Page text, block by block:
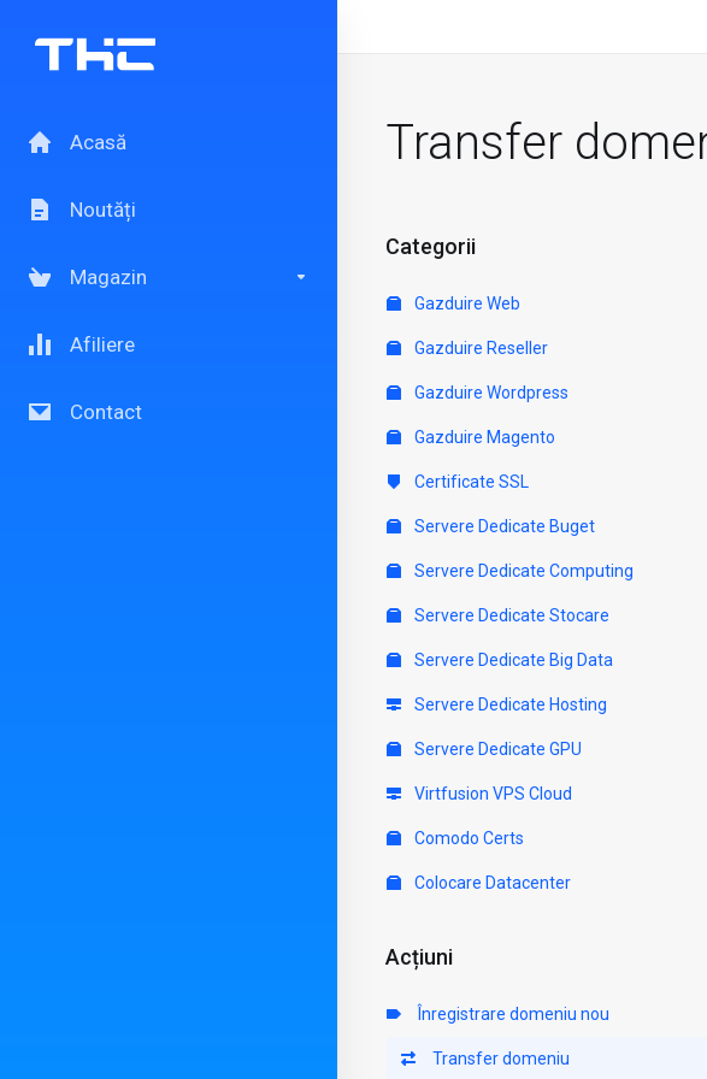
Acasă
Noutăți
Magazin
Afiliere
Contact
Transfer
Categorii
Gazduire Web
Gazduire Reseller
Gazduire Wordpress
Gazduire Magento
Certificate SSL
Servere Dedicate Buget
Servere Dedicate Computing
Servere Dedicate Stocare
Servere Dedicate Big Data
Servere Dedicate Hosting
Servere Dedicate GPU
Virtfusion VPS Cloud
Comodo Certs
Colocare Datacenter
Acțiuni
Înregistrare domeniu nou
Transfer domeniu